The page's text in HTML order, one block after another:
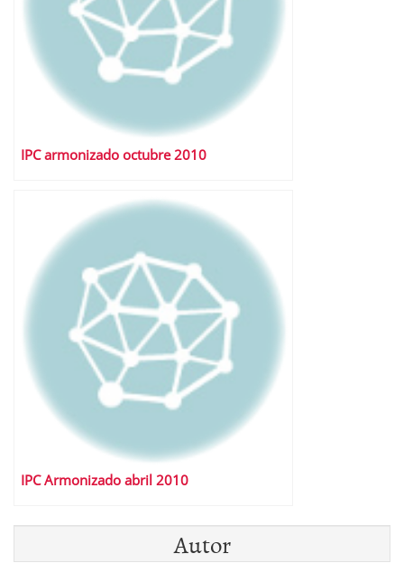
IPC armonizado octubre 2010
IPC Armonizado abril 2010
Autor